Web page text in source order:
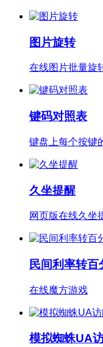
图片旋转
在线图片批量旋
键码对照表
键盘上每个按键
久坐提醒
网页版在线久坐
民间利率转百
在线魔方游戏
模拟蜘蛛UA